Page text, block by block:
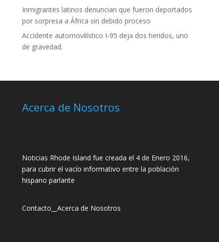
Inmigrantes latinos denuncian que fueron deportados
por sorpresa a África sin debido proceso
Accidente automovilístico I-95 deja dos heridos, uno
de gravedad.
Acerca de Nosotros
Noticias Rhode Island fue creada el 4 de Enero 2016,
para cubrir el vacío informativo entre la población
hispano parlante
Contacto Acerca de Nosotros